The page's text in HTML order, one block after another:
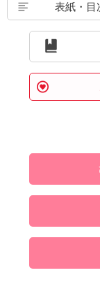
表紙・目